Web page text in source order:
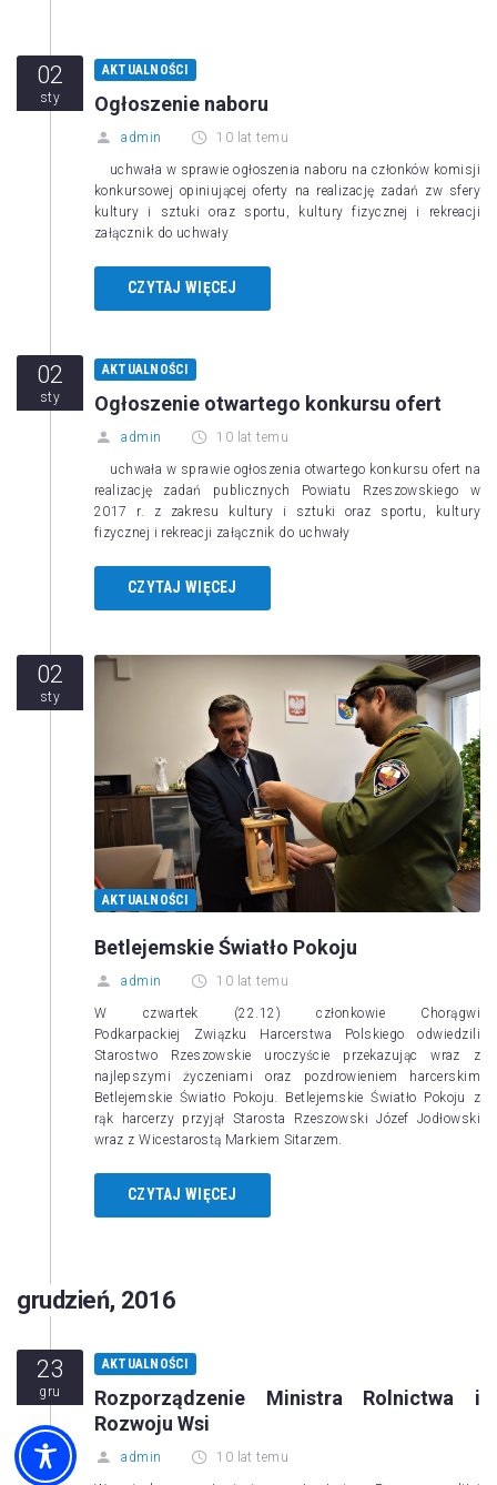
02
sty
AKTUALNOŚCI
Ogłoszenie naboru
admin 10 lat temu
uchwała w sprawie ogłoszenia naboru na członków komisji
konkursowej opiniującej oferty na realizację zadań zw sfery
kultury i sztuki oraz sportu, kultury fizycznej i rekreacji
załącznik do uchwały
CZYTAJ WIĘCEJ
02
sty
AKTUALNOŚCI
Ogłoszenie otwartego konkursu ofert
admin 10 lat temu
uchwała w sprawie ogłoszenia otwartego konkursu ofert na
realizację zadań publicznych Powiatu Rzeszowskiego w
2017 r. z zakresu kultury i sztuki oraz sportu, kultury
fizycznej i rekreacji załącznik do uchwały
CZYTAJ WIĘCEJ
02
sty
AKTUALNOŚCI
Betlejemskie Światło Pokoju
admin 10 lat temu
W czwartek (22.12) członkowie Chorągwi
Podkarpackiej Związku Harcerstwa Polskiego odwiedzili
Starostwo Rzeszowskie uroczyście przekazując wraz z
najlepszymi życzeniami oraz pozdrowieniem harcerskim
Betlejemskie Światło Pokoju. Betlejemskie Światło Pokoju z
rąk harcerzy przyjął Starosta Rzeszowski Józef Jodłowski
wraz z Wicestarostą Markiem Sitarzem.
CZYTAJ WIĘCEJ
grudzień, 2016
23
gru
AKTUALNOŚCI
Rozporządzenie Ministra Rolnictwa i
Rozwoju Wsi
admin 10 lat temu